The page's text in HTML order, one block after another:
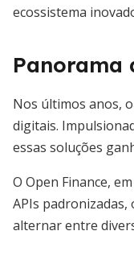
ecossistema
Panorama
Nos últimos anos,
digitais.
essas soluções
O Open Finance,
APIs padronizadas,
alternar entre